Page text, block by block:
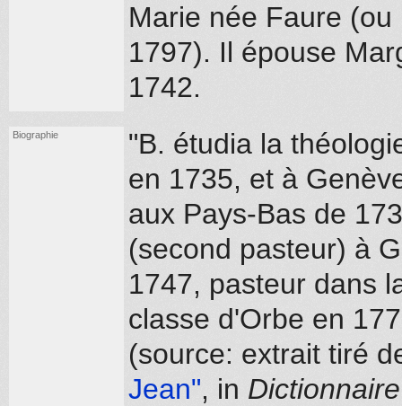
Marie née Faure
1797). Il épouse
1742.
Biographie
"B. étudia la
en 1735, et à
aux Pays-Bas de
(second pasteur) à
1747, pasteur dans
classe d'Orbe en
(source: extrait tiré
Jean", in